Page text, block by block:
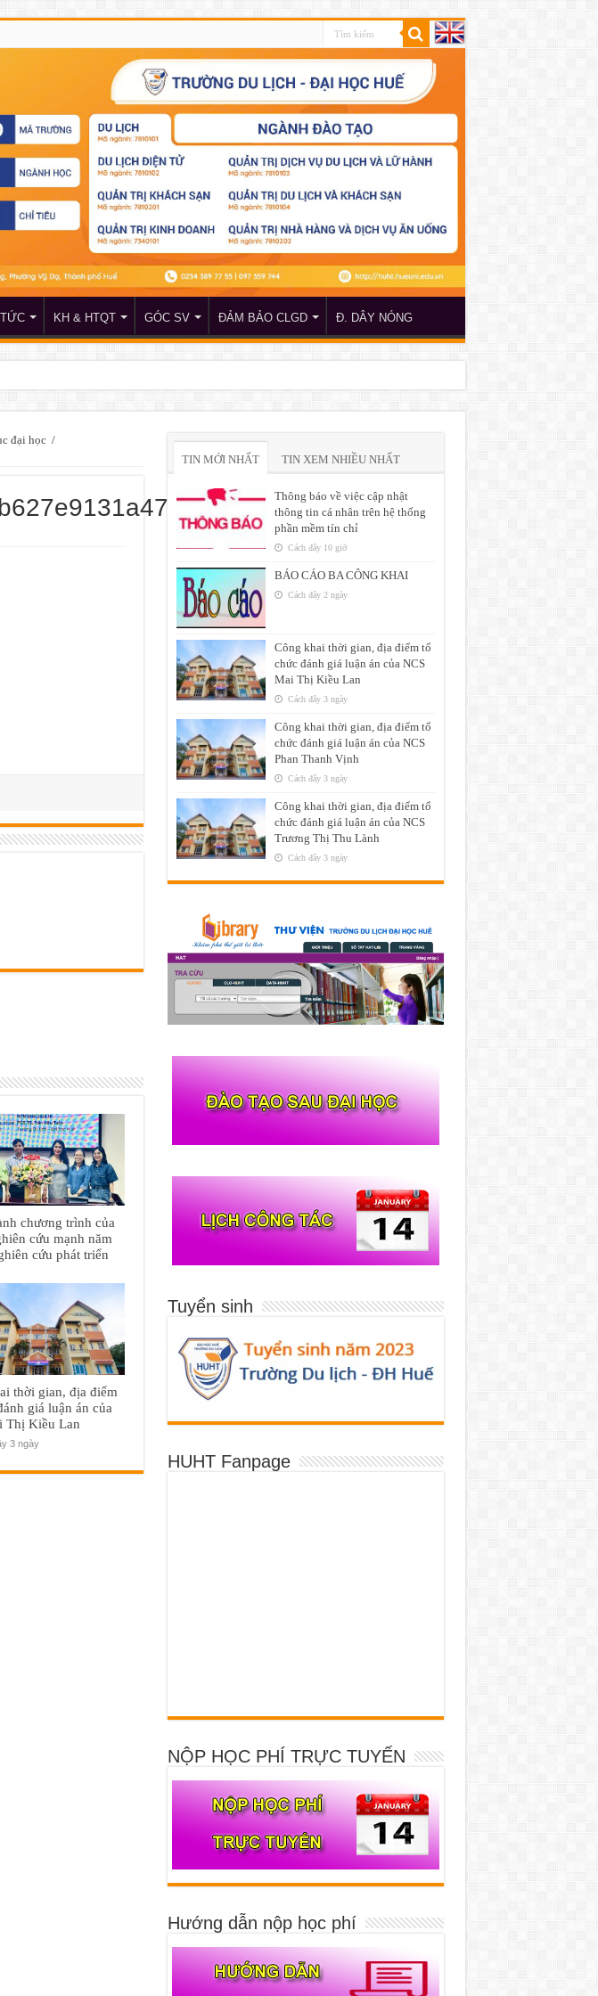
KH & HTQT GÓC SV ĐẢM BẢO CLGD Đ. DÂY NÓNG
đại học /
chương trình của
cứu mạnh năm
cứu phát triển
thời gian, địa điểm
giá luận án của
Thị Kiều Lan
3 ngày
TIN MỚI NHẤT TIN XEM NHIỀU NHẤT
Thông báo về việc cập nhật
thông tin cá nhân trên hệ thống
phần mềm tín chỉ
Cách đây 10 giờ
BÁO CÁO BA CÔNG KHAI
Cách đây 2 ngày
Công khai thời gian, địa điểm tổ
chức đánh giá luận án của NCS
Mai Thị Kiều Lan
Cách đây 3 ngày
Công khai thời gian, địa điểm tổ
chức đánh giá luận án của NCS
Phan Thanh Vịnh
Cách đây 3 ngày
Công khai thời gian, địa điểm tổ
chức đánh giá luận án của NCS
Trương Thị Thu Lành
Cách đây 3 ngày
Tuyển sinh
HUHT Fanpage
NỘP HỌC PHÍ TRỰC TUYẾN
Hướng dẫn nộp học phí